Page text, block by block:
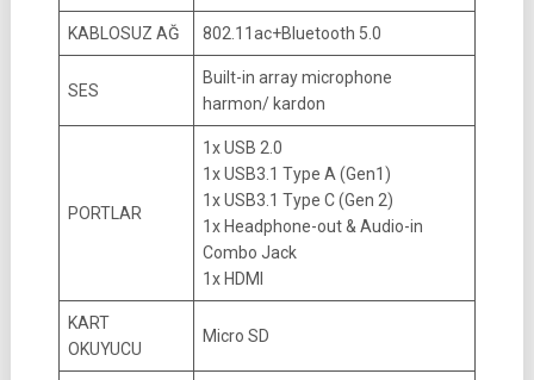
KABLOSUZ AĞ 802.11ac+Bluetooth 5.0
SES
Built-in array microphone
harmon/ kardon
PORTLAR
1x USB 2.0
1x USB3.1 Type A (Gen1)
1x USB3.1 Type C (Gen 2)
1x Headphone-out & Audio-in
Combo Jack
1x HDMI
KART
OKUYUCU
Micro SD